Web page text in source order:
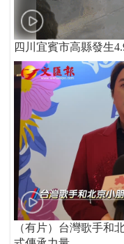
四川宜賓市高縣發生
（有片）台灣歌手